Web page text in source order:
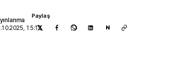
15:13
Paylaş
N